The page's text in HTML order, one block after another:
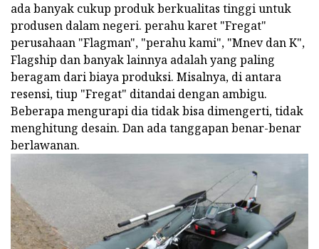
ada banyak cukup produk berkualitas tinggi untuk
produsen dalam negeri. perahu karet "Fregat"
perusahaan "Flagman", "perahu kami", "Mnev dan K",
Flagship dan banyak lainnya adalah yang paling
beragam dari biaya produksi. Misalnya, di antara
resensi, tiup "Fregat" ditandai dengan ambigu.
Beberapa mengurapi dia tidak bisa dimengerti, tidak
menghitung desain. Dan ada tanggapan benar-benar
berlawanan.